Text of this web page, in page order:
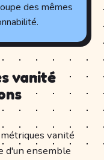
des mêmes
vanité
vanité
d'un ensemble